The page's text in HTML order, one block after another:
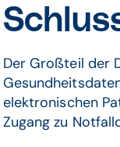
Der Großteil der
elektronischen
Zugang zu